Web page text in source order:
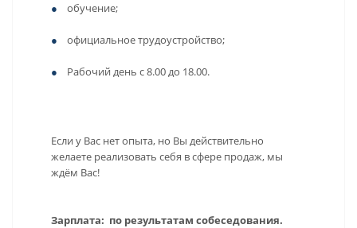
обучение;
официальное трудоустройство;
Рабочий день с 8.00 до 18.00.
Если у Вас нет опыта, но Вы действительно
желаете реализовать себя в сфере продаж, мы
ждём Вас!
Зарплата: по результатам собеседования.